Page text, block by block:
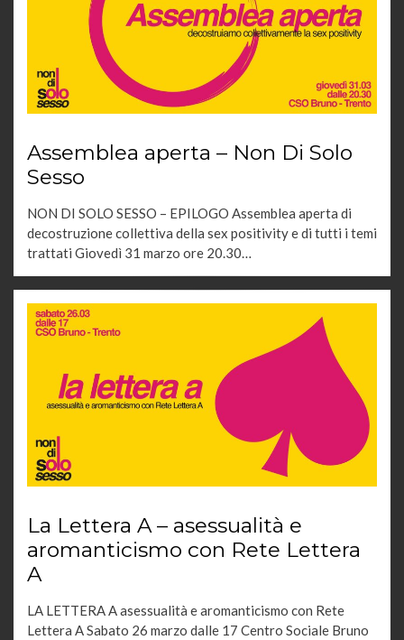
Assemblea aperta – Non Di Solo
Sesso
NON DI SOLO SESSO – EPILOGO Assemblea aperta di
decostruzione collettiva della sex positivity e di tutti i temi
trattati Giovedì 31 marzo ore 20.30…
La Lettera A – asessualità e
aromanticismo con Rete Lettera
A
LA LETTERA A asessualità e aromanticismo con Rete
Lettera A Sabato 26 marzo dalle 17 Centro Sociale Bruno